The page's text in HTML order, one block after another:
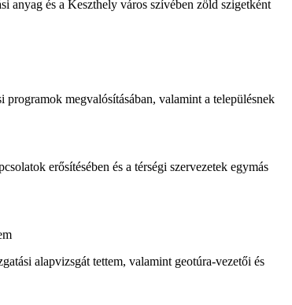
anyag és a Keszthely város szívében zöld szigetként
megvalósításában, valamint a településnek
erősítésében és a térségi szervezetek egymás
alapvizsgát tettem, valamint geotúra-vezetői és